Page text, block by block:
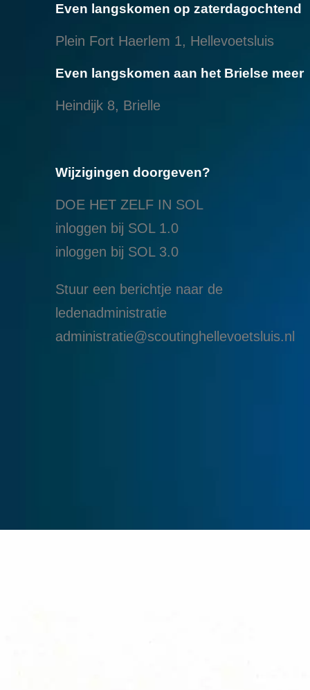
Even langskomen op zaterdagochtend
Plein Fort Haerlem 1, Hellevoetsluis
Even langskomen aan het Brielse meer
Heindijk 8, Brielle
Wijzigingen doorgeven?
DOE HET ZELF IN SOL
inloggen bij SOL 1.0
inloggen bij SOL 3.0
Stuur een berichtje naar de
ledenadministratie
administratie@scoutinghellevoetsluis.nl